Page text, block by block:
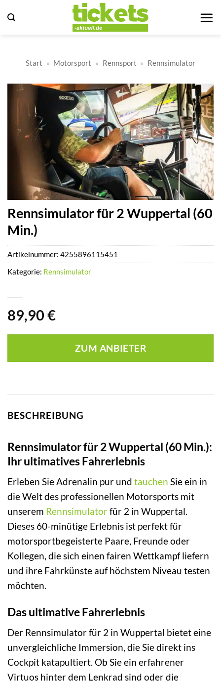
Inhalt
Start » Motorsport » Rennsport » Rennsimulator
Rennsimulator für 2 Wuppertal (60
Min.)
89,90 €
ZUM ANBIETER
Artikelnummer: 4255896115451
Kategorie: Rennsimulator
BESCHREIBUNG
Rennsimulator für 2 Wuppertal (60 Min.):
Ihr ultimatives Fahrerlebnis
Erleben Sie Adrenalin pur und tauchen Sie ein in
die Welt des professionellen Motorsports mit
unserem Rennsimulatorfür 2 in Wuppertal.
Dieses 60-minütige Erlebnis ist perfekt für
motorsportbegeisterte Paare, Freunde oder
Kollegen, die sich einen fairen Wettkampf liefern
und ihre Fahrkünste auf höchstem Niveau testen
möchten.
Das ultimative Fahrerlebnis
Der Rennsimulator für 2 in Wuppertal bietet eine
unvergleichliche Immersion, die Sie direkt ins
Cockpit katapultiert. Ob Sie ein erfahrener
Virtuos hinter dem Lenkrad sind oder die